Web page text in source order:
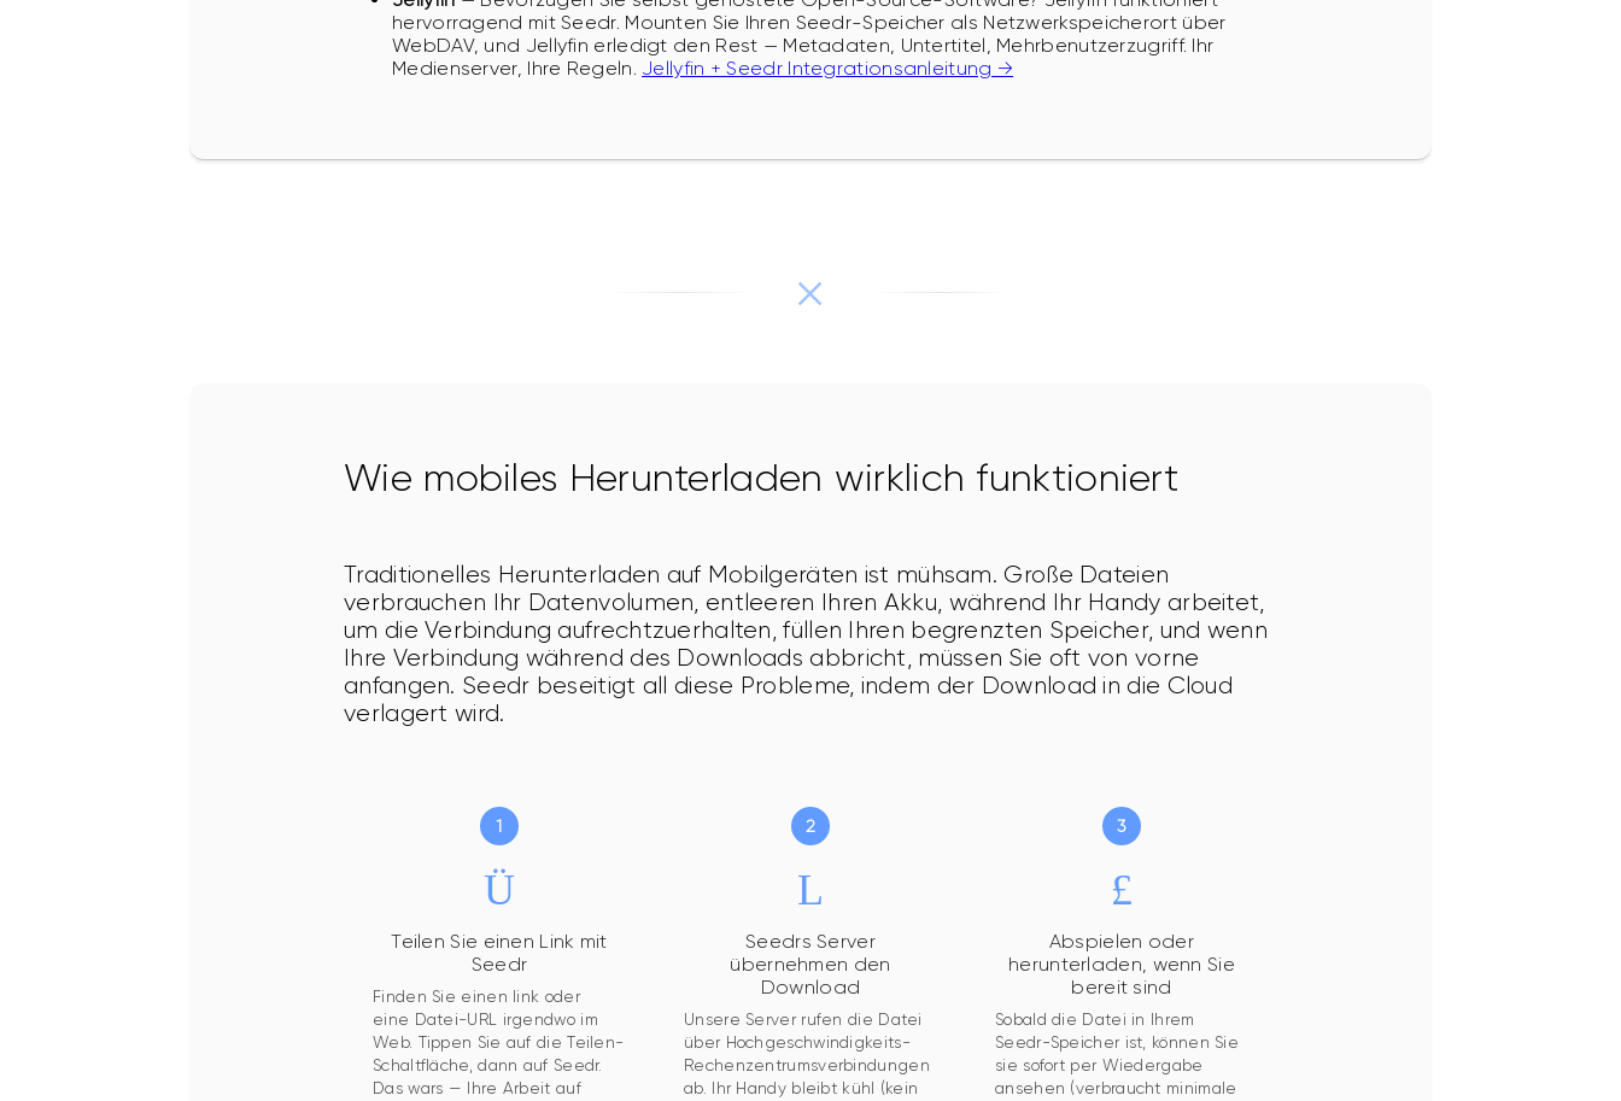
hervorragend mit Seedr. Mounten Sie Ihren Seedr-Speicher als Netzwerkspeicherort über
WebDAV, und Jellyfin erledigt den Rest — Metadaten, Untertitel, Mehrbenutzerzugriff. Ihr
Medienserver, Ihre Regeln. Jellyfin + Seedr Integrationsanleitung →
Wie mobiles Herunterladen wirklich funktioniert
Traditionelles Herunterladen auf Mobilgeräten ist mühsam. Große Dateien
verbrauchen Ihr Datenvolumen, entleeren Ihren Akku, während Ihr Handy arbeitet,
um die Verbindung aufrechtzuerhalten, füllen Ihren begrenzten Speicher, und wenn
Ihre Verbindung während des Downloads abbricht, müssen Sie oft von vorne
anfangen. Seedr beseitigt all diese Probleme, indem der Download in die Cloud
verlagert wird.
Teilen Sie einen Link mit
Seedr
Finden Sie einen link oder
eine Datei-URL irgendwo im
Web. Tippen Sie auf die Teilen-
Schaltfläche, dann auf Seedr.
Das wars — Ihre Arbeit auf
Seedrs Server
übernehmen den
Download
Unsere Server rufen die Datei
über Hochgeschwindigkeits-
Rechenzentrumsverbindungen
ab. Ihr Handy bleibt kühl (kein
Abspielen oder
herunterladen, wenn Sie
bereit sind
Sobald die Datei in Ihrem
Seedr-Speicher ist, können Sie
sie sofort per Wiedergabe
ansehen (verbraucht minimale